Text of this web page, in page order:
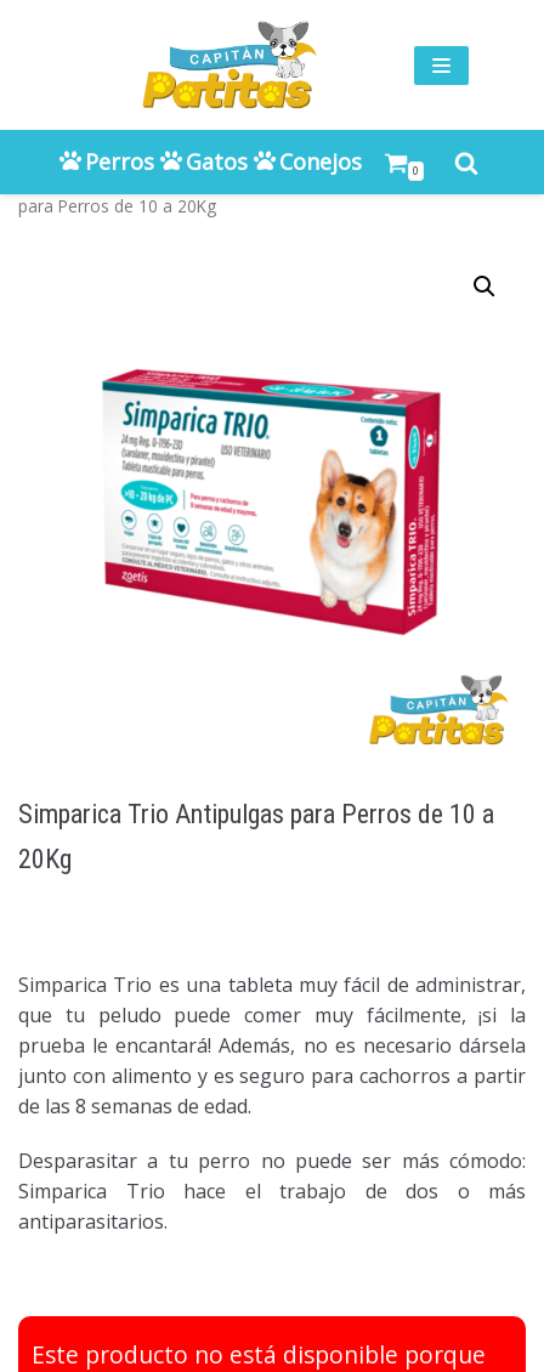
contenido
Perros Gatos Conejos 0
» TIENDA » Perros » Antipulgas » Simparica Trio Antipulgas
para Perros de 10 a 20Kg
Simparica Trio Antipulgas para Perros de 10 a
20Kg
Simparica Trio es una tableta muy fácil de administrar,
que tu peludo puede comer muy fácilmente, ¡si la
prueba le encantará! Además, no es necesario dársela
junto con alimento y es seguro para cachorros a partir
de las 8 semanas de edad.
Desparasitar a tu perro no puede ser más cómodo:
Simparica Trio hace el trabajo de dos o más
antiparasitarios.
Este producto no está disponible porque